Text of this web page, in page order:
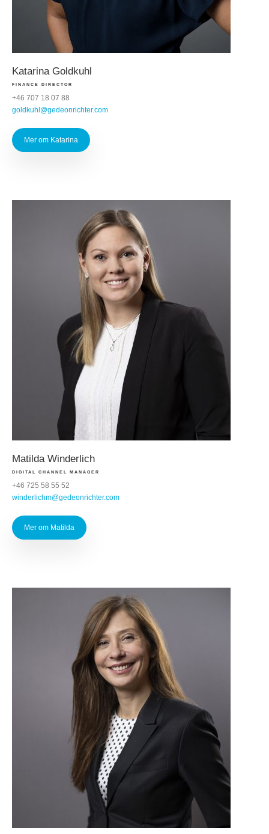
Katarina Goldkuhl
FINANCE DIRECTOR
+46 707 18 07 88
goldkuhl@gedeonrichter.com
Mer om Katarina
Matilda Winderlich
DIGITAL CHANNEL MANAGER
+46 725 58 55 52
winderlichm@gedeonrichter.com
Mer om Matilda